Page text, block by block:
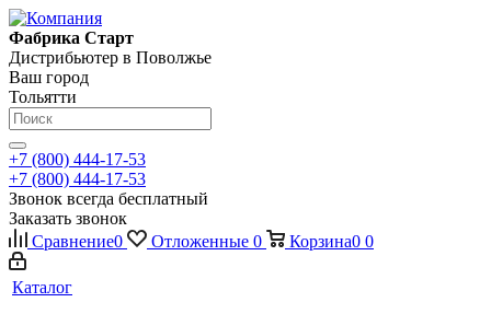
Фабрика Старт
Дистрибьютер в Поволжье
Ваш город
Тольятти
+7 (800) 444-17-53
+7 (800) 444-17-53
Звонок всегда бесплатный
Заказать звонок
Сравнение0 Отложенные 0 Корзина0 0
Каталог